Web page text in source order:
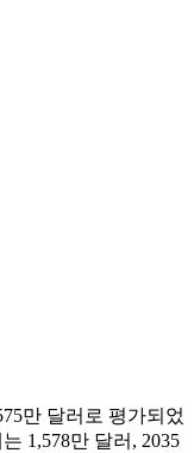
만 달러로 평가되었
1,578만 달러, 2035